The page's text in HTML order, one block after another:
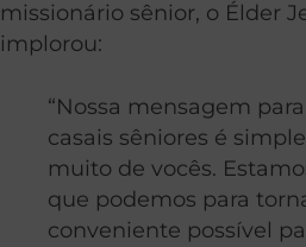
missionário sênior, o Élder
implorou:
“Nossa mensagem
casais sêniores é
muito de vocês.
que podemos para
conveniente possível